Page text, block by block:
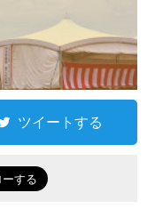
ツイートする